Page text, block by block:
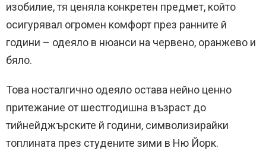
изобилие, тя ценяла конкретен предмет, който
осигурявал огромен комфорт през ранните й
години – одеяло в нюанси на червено, оранжево и
бяло.
Това носталгично одеяло остава нейно ценно
притежание от шестгодишна възраст до
тийнейджърските й години, символизирайки
топлината през студените зими в Ню Йорк.